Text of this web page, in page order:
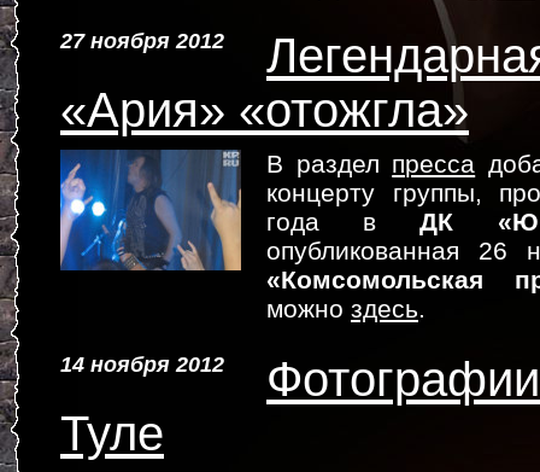
27 ноября 2012
«Ария» «отожгла»
В раздел пресса
концерту группы,
года вДК
опубликованная 26
«Комсомольская
можно здесь.
14 ноября 2012
Туле